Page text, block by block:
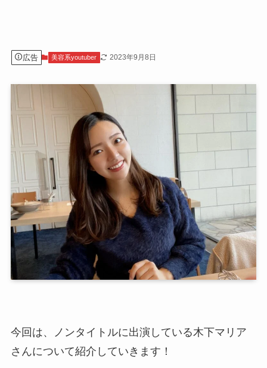
広告 美容系youtuber 2023年9月8日
今回は、ノンタイトルに出演している木下マリア
さんについて紹介していきます！